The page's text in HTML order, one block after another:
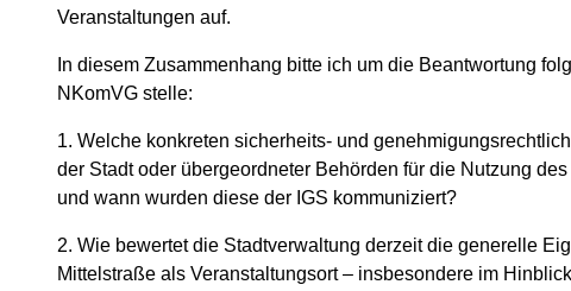
Veranstaltungen auf.
In diesem Zusammenhang bitte ich um die Beantwortung
NKomVG stelle:
1. Welche konkreten sicherheits- und
der Stadt oder übergeordneter Behörden für die Nutzung
und wann wurden diese der IGS kommuniziert?
2. Wie bewertet die Stadtverwaltung derzeit die generelle
Mittelstraße als Veranstaltungsort – insbesondere im